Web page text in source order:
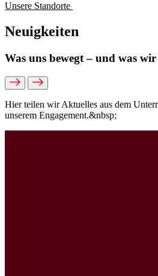
Unsere Standorte
Neuigkeiten
Was uns bewegt – und was wir
Hier teilen wir Aktuelles aus dem
unserem Engagement.&nbsp;